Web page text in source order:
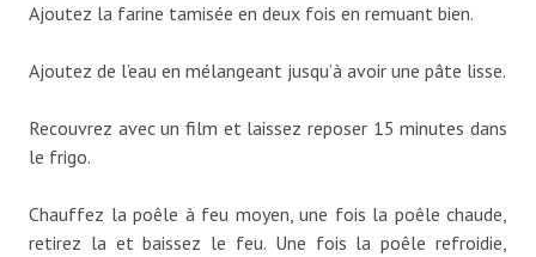
Ajoutez la farine tamisée en deux fois en remuant bien.
Ajoutez de l’eau en mélangeant jusqu’à avoir une pâte lisse.
Recouvrez avec un film et laissez reposer 15 minutes dans
le frigo.
Chauffez la poêle à feu moyen, une fois la poêle chaude,
retirez la et baissez le feu. Une fois la poêle refroidie,